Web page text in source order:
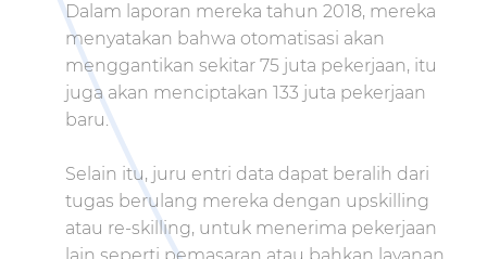
Dalam laporan mereka tahun 2018, mereka
menyatakan bahwa otomatisasi akan
menggantikan sekitar 75 juta pekerjaan, itu
juga akan menciptakan 133 juta pekerjaan
baru.
Selain itu, juru entri data dapat beralih dari
tugas berulang mereka dengan upskilling
atau re-skilling, untuk menerima pekerjaan